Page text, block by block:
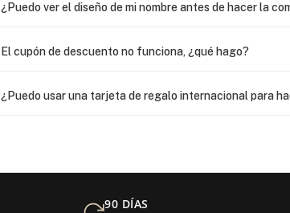
¿Puedo ver el diseño de mi nombre antes de hacer la
El cupón de descuento no funciona, ¿qué hago?
¿Puedo usar una tarjeta de regalo internacional para
90 DÍAS